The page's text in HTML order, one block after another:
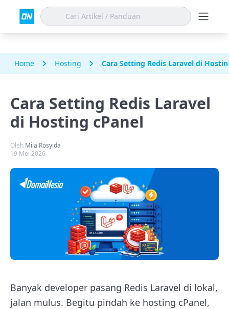
Home Hosting Cara Setting Redis Laravel di
Cara Setting Redis Laravel
di Hosting cPanel
Oleh Mila Rosyida
19 Mei 2026
Banyak developer pasang Redis Laravel di lokal,
jalan mulus. Begitu pindah ke hosting cPanel,